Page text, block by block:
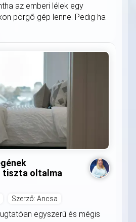
az emberi lélek egy
pörgő gép lenne. Pedig ha
tiszta oltalma
Szerző: Ancsa
egyszerű és mégis